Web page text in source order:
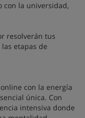
con la universidad,
resolverán tus
etapas de
con la energía
única. Con
intensiva donde